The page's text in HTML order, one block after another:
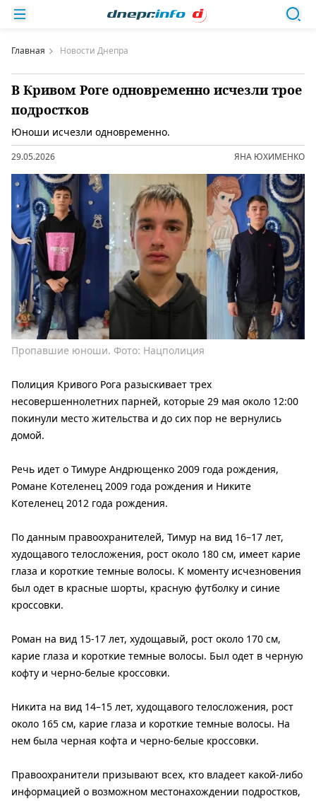
Главная Новости Днепра
В Кривом Роге одновременно исчезли трое
подростков
Юноши исчезли одновременно.
29.05.2026 ЯНА ЮХИМЕНКО
Пропавшие юноши. Фото: Нацполиция
Полиция Кривого Рога разыскивает трех
несовершеннолетних парней, которые 29 мая около 12:00
покинули место жительства и до сих пор не вернулись
домой.
Речь идет о Тимуре Андрющенко 2009 года рождения,
Романе Котеленец 2009 года рождения и Никите
Котеленец 2012 года рождения.
По данным правоохранителей, Тимур на вид 16–17 лет,
худощавого телосложения, рост около 180 см, имеет карие
глаза и короткие темные волосы. К моменту исчезновения
был одет в красные шорты, красную футболку и синие
кроссовки.
Роман на вид 15-17 лет, худощавый, рост около 170 см,
карие глаза и короткие темные волосы. Был одет в черную
кофту и черно-белые кроссовки.
Никита на вид 14–15 лет, худощавого телосложения, рост
около 165 см, карие глаза и короткие темные волосы. На
нем была черная кофта и черно-белые кроссовки.
Правоохранители призывают всех, кто владеет какой-либо
информацией о возможном местонахождении подростков,